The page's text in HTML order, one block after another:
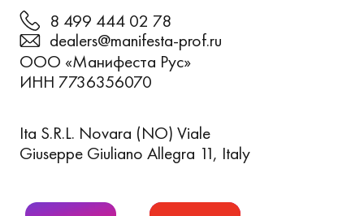
Ita S.R.L. Novara (NO) Viale
Giuseppe Giuliano Allegra 11, Italy
8 499 444 02 78
dealers@manifesta-prof.ru
ООО «Манифеста Рус»
ИНН 7736356070